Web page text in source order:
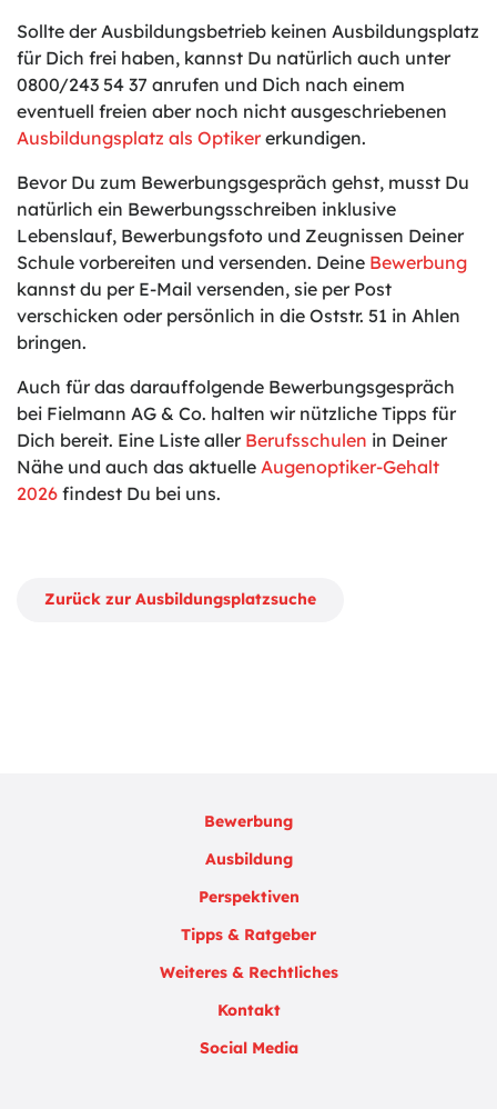
Sollte der Ausbildungsbetrieb keinen Ausbildungsplatz
für Dich frei haben, kannst Du natürlich auch unter
0800/243 54 37 anrufen und Dich nach einem
eventuell freien aber noch nicht ausgeschriebenen
Ausbildungsplatz als Optiker erkundigen.
Bevor Du zum Bewerbungsgespräch gehst, musst Du
natürlich ein Bewerbungsschreiben inklusive
Lebenslauf, Bewerbungsfoto und Zeugnissen Deiner
Schule vorbereiten und versenden. Deine Bewerbung
kannst du per E-Mail versenden, sie per Post
verschicken oder persönlich in die Oststr. 51 in Ahlen
bringen.
Auch für das darauffolgende Bewerbungsgespräch
bei Fielmann AG & Co. halten wir nützliche Tipps für
Dich bereit. Eine Liste aller Berufsschulen in Deiner
Nähe und auch das aktuelle Augenoptiker-Gehalt
2026 findest Du bei uns.
Zurück zur Ausbildungsplatzsuche
Bewerbung
Ausbildung
Perspektiven
Tipps & Ratgeber
Weiteres & Rechtliches
Kontakt
Social Media